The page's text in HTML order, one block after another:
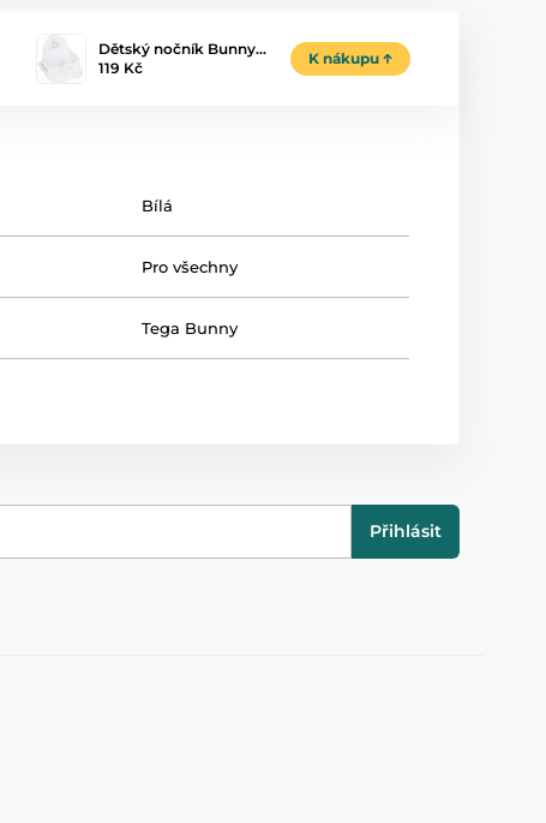
Dětský nočník Bunny…
119 Kč
K nákupu
Bílá
Pro všechny
Tega Bunny
Přihlásit